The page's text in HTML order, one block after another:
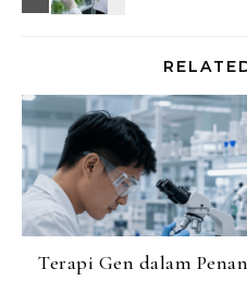
Terapi Gen dalam